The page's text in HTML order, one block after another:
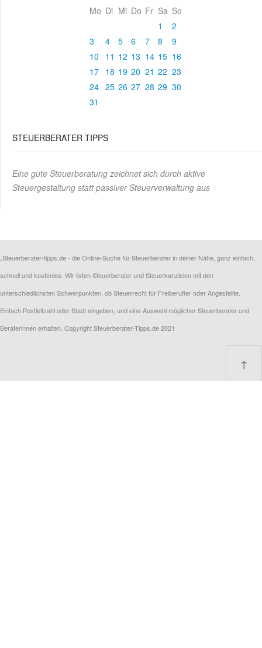
Mo Di Mi Do Fr Sa So
1
2
3
4 5 6 7 8
9
10
11 12 13 14 15 16
17 18 19 20 21 22 23
24 25 26 27 28 29 30
31
STEUERBERATER TIPPS
Eine gute Steuerberatung zeichnet sich durch aktive
Steuergestaltung statt passiver Steuerverwaltung aus
„Steuerberater-tipps.de - die Online-Suche für Steuerberater in deiner Nähe, ganz einfach,
schnell und kostenlos. Wir listen Steuerberater und Steuerkanzleien mit den
unterschiedlichsten Schwerpunkten, ob Steuerrecht für Freiberufler oder Angestellte.
Einfach Postleitzahl oder Stadt eingeben, und eine Auswahl möglicher Steuerberater und
Beraterinnen erhalten. Copyright Steuerberater-Tipps.de 2021
↑